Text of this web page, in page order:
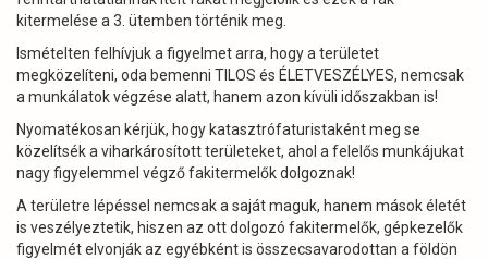
kitermelése a 3. ütemben történik meg.
Ismételten felhívjuk a figyelmet arra, hogy a területet
megközelíteni, oda bemenni TILOS és ÉLETVESZÉLYES, nemcsak
a munkálatok végzése alatt, hanem azon kívüli időszakban is!
Nyomatékosan kérjük, hogy katasztrófaturistaként meg se
közelítsék a viharkárosított területeket, ahol a felelős munkájukat
nagy figyelemmel végző fakitermelők dolgoznak!
A területre lépéssel nemcsak a saját maguk, hanem mások életét
is veszélyeztetik, hiszen az ott dolgozó fakitermelők, gépkezelők
figyelmét elvonják az egyébként is összecsavarodottan a földön